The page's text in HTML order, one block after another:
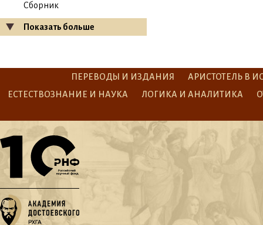
Сборник
Показать больше
ПЕРЕВОДЫ И ИЗДАНИЯ
АРИСТОТЕЛЬ В
ЕСТЕСТВОЗНАНИЕ И НАУКА
ЛОГИКА И АНАЛИТИКА